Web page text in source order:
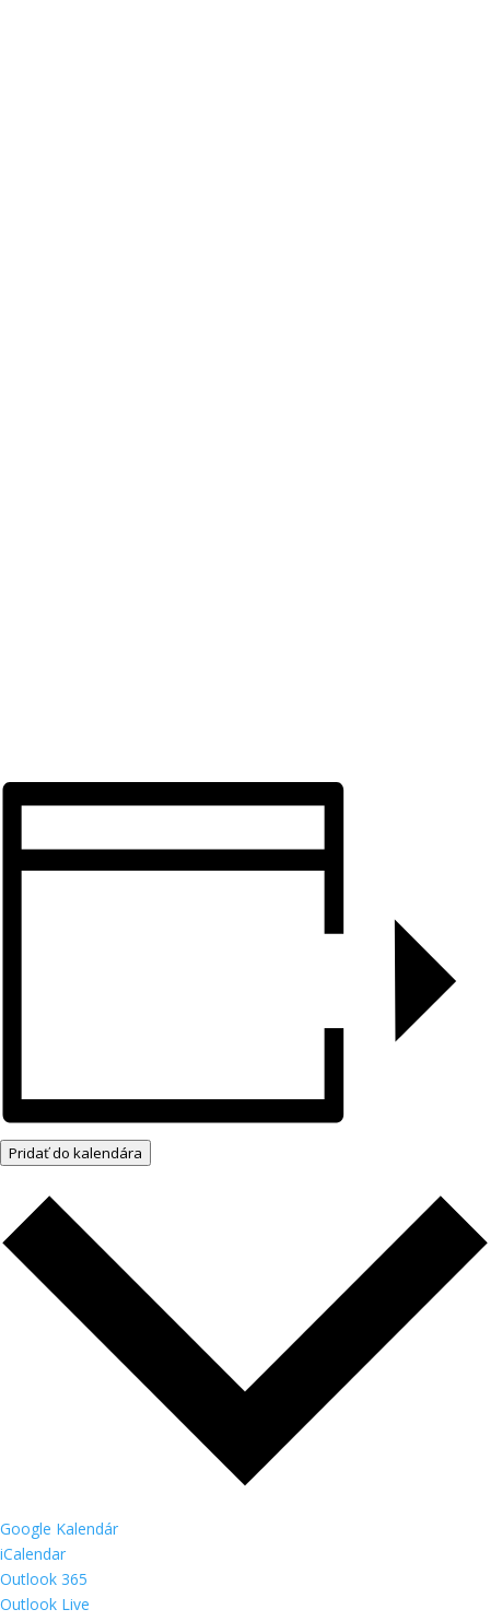
Pridať do kalendára
Google Kalendár
iCalendar
Outlook 365
Outlook Live